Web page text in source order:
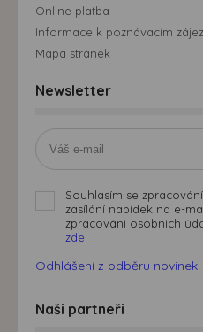
Online platba
Informace k poznávacím
Mapa stránek
Newsletter
Souhlasím se
zasílání nabídek na e-
zpracování osobních
zde.
Odhlášení z odběru novinek
Naši partneři